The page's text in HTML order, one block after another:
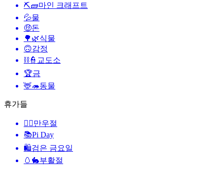
⛏🧱마인 크래프트
💦물
🤑돈
🌳🌿식물
🙃감정
⛓️👮 교도소
🏆금
🦌🦔동물
휴가들
🙆‍♂️만우절
📚Pi Day
🛍검은 금요일
🥚🐇부활절